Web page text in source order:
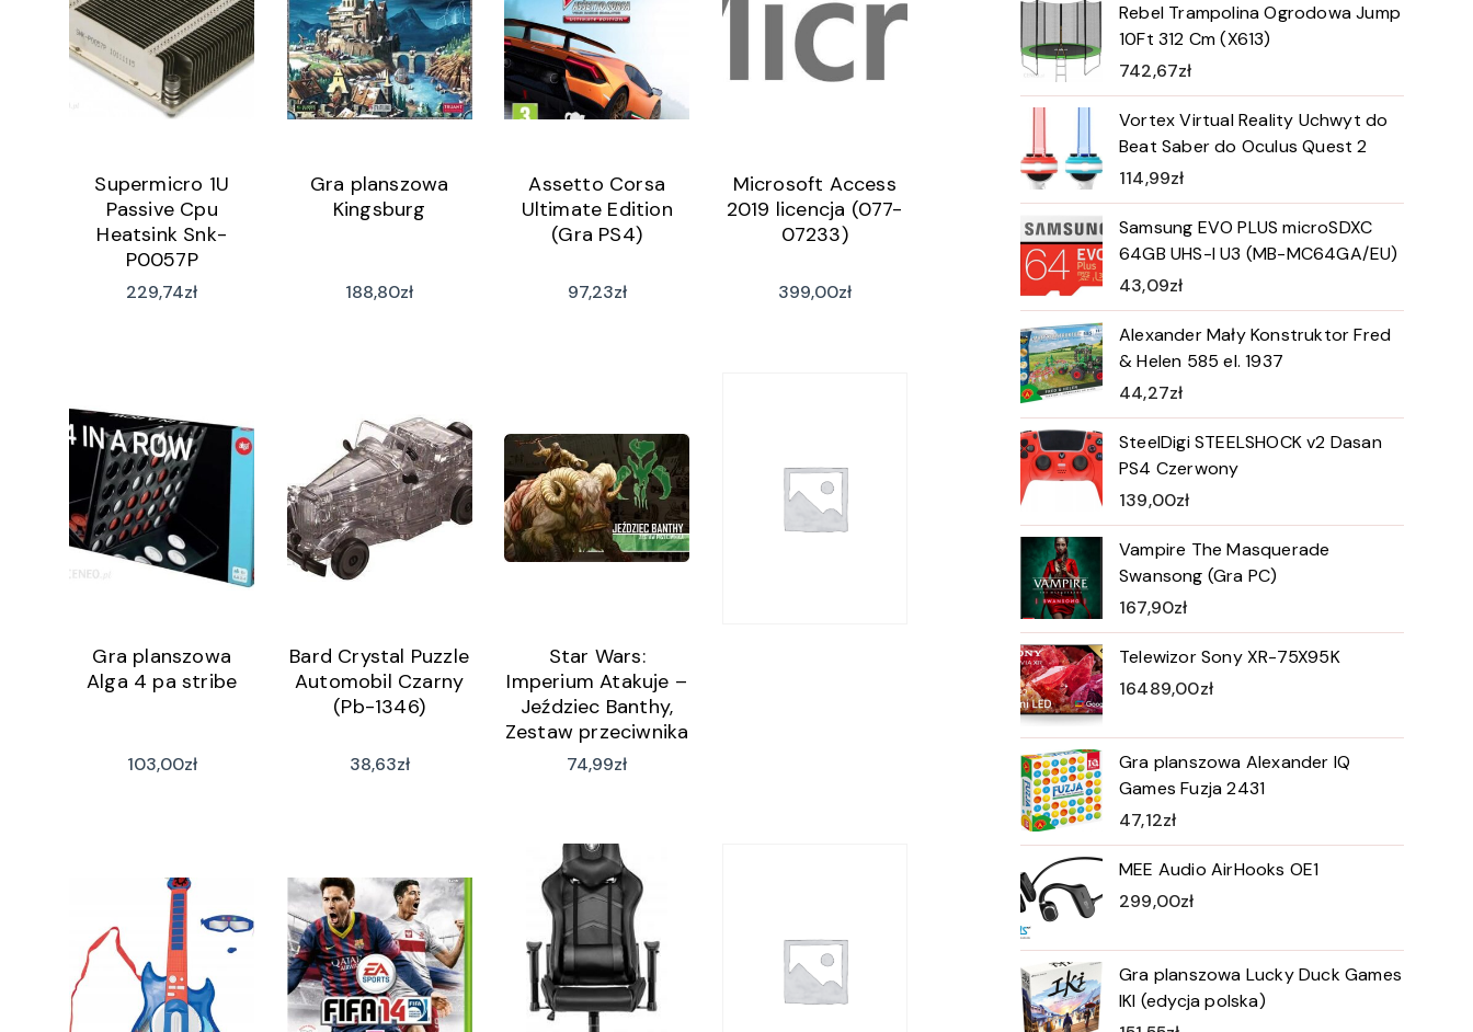
Supermicro 1U
Passive Cpu
Heatsink Snk-
P0057P
(SNKP0057P)
229,74zł
Gra planszowa
Kingsburg
188,80zł
Assetto Corsa
Ultimate Edition
(Gra PS4)
97,23zł
Microsoft Access
2019 licencja (077-
07233)
399,00zł
Gra planszowa
Alga 4 pa stribe
103,00zł
Bard Crystal Puzzle
Automobil Czarny
(Pb-1346)
38,63zł
Star Wars:
Imperium Atakuje –
Jeździec Banthy,
Zestaw przeciwnika
74,99zł
Rebel Trampolina Ogrodowa Jump
10Ft 312 Cm (X613)
742,67zł
Vortex Virtual Reality Uchwyt do
Beat Saber do Oculus Quest 2
114,99zł
Samsung EVO PLUS microSDXC
64GB UHS-I U3 (MB-MC64GA/EU)
43,09zł
Alexander Mały Konstruktor Fred
& Helen 585 el. 1937
44,27zł
SteelDigi STEELSHOCK v2 Dasan
PS4 Czerwony
139,00zł
Vampire The Masquerade
Swansong (Gra PC)
167,90zł
Telewizor Sony XR-75X95K
16489,00zł
Gra planszowa Alexander IQ
Games Fuzja 2431
47,12zł
MEE Audio AirHooks OE1
299,00zł
Gra planszowa Lucky Duck Games
IKI (edycja polska)